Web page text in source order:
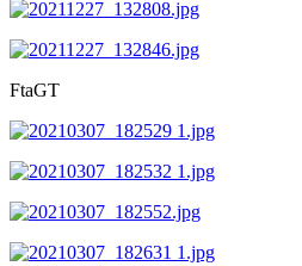
FtaGT